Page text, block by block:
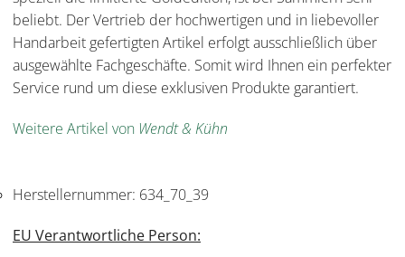
beliebt. Der Vertrieb der hochwertigen und in liebevoller
Handarbeit gefertigten Artikel erfolgt ausschließlich über
ausgewählte Fachgeschäfte. Somit wird Ihnen ein perfekter
Service rund um diese exklusiven Produkte garantiert.
Weitere Artikel von Wendt & Kühn
Herstellernummer: 634_70_39
EU Verantwortliche Person: